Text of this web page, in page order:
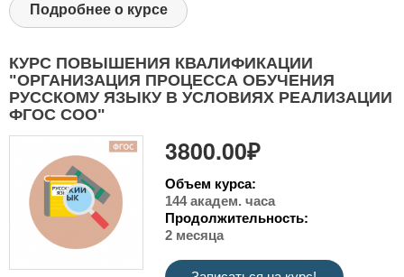
Подробнее о курсе
КУРС ПОВЫШЕНИЯ КВАЛИФИКАЦИИ
"ОРГАНИЗАЦИЯ ПРОЦЕССА ОБУЧЕНИЯ
РУССКОМУ ЯЗЫКУ В УСЛОВИЯХ РЕАЛИЗАЦИИ
ФГОС СОО"
3800.00₽
Объем курса:
144 академ. часа
Продолжительность:
2 месяца